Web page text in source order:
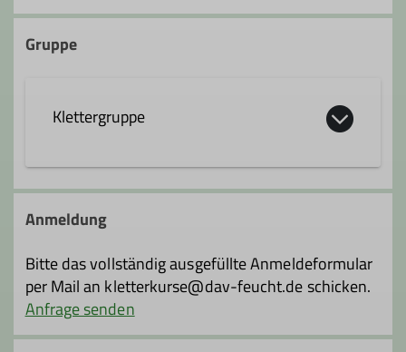
Schulstraße 28
Gruppe
Klettergruppe
Anmeldung
Bitte das vollständig ausgefüllte Anmeldeformular
per Mail an kletterkurse@dav-feucht.de schicken.
Anfrage senden